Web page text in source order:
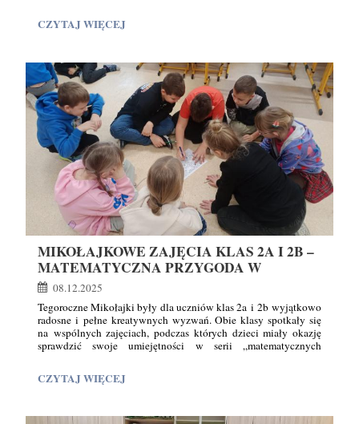
Dzieci brały udział w różnorodnych zadaniach i aktywnościach,
a jednym z najważniejszych punktów programu było spotkanie
jego niezwykłego zawodu.
NOCOWANKA
CZYTAJ WIĘCEJ
MIKOŁAJKOWE ZAJĘCIA KLAS 2A I 2B –
MATEMATYCZNA PRZYGODA W
ŚWIĄTECZNYM NASTROJU
08.12.2025
Tegoroczne Mikołajki były dla uczniów klas 2a i 2b wyjątkowo
radosne i pełne kreatywnych wyzwań. Obie klasy spotkały się
na wspólnych zajęciach, podczas których dzieci miały okazję
sprawdzić swoje umiejętności w serii „matematycznych
Na uczestników czekały różnorodne zadania: od utrwalania
MIKOŁAJKOWE
CZYTAJ WIĘCEJ